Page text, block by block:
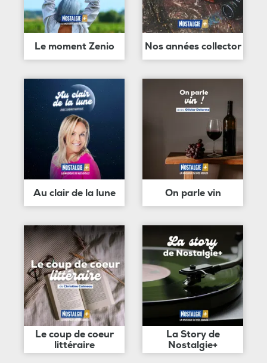
Le moment Zenio Nos années collector
Au clair de la lune On parle vin
Le coup de coeur
littéraire
La Story de
Nostalgie+